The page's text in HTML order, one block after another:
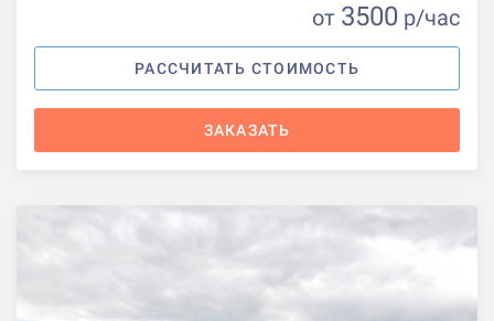
от 3500 р/час
РАССЧИТАТЬ СТОИМОСТЬ
ЗАКАЗАТЬ